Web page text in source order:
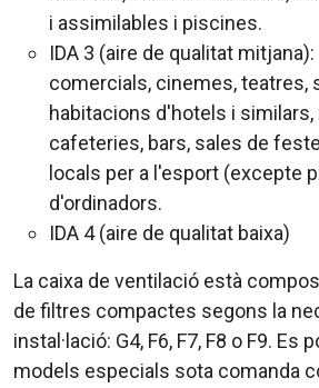
i assimilables i piscines.
IDA 3 (aire de qualitat
comercials, cinemes, teatres,
habitacions d'hotels i
cafeteries, bars, sales de
locals per a l'esport (excepte
d'ordinadors.
IDA 4 (aire de qualitat baixa)
La caixa de ventilació està
de filtres compactes segons la
instal·lació: G4, F6, F7, F8 o F9. Es
models especials sota comanda